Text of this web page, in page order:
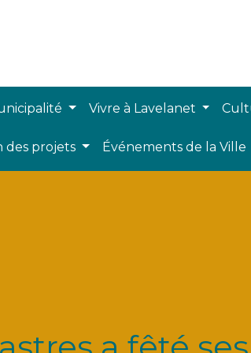
Vivre à Lavelanet
des projets Événements de la Ville